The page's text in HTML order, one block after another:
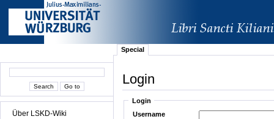
Über LSKD-Wiki
Special
Login
Login
Username